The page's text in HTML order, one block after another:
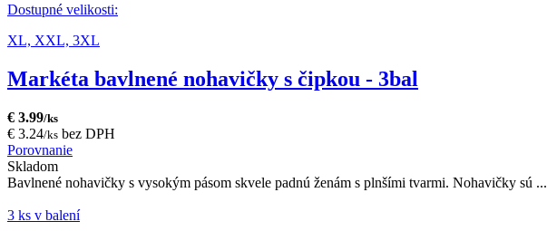
Dostupné velikosti:
XL, XXL, 3XL
Markéta bavlnené nohavičky s čipkou - 3bal
€ 3.99/ks
€ 3.24/ks bez DPH
Porovnanie
Skladom
Bavlnené nohavičky s vysokým pásom skvele padnú ženám s plnšími tvarmi. Nohavičky sú ...
3 ks v balení